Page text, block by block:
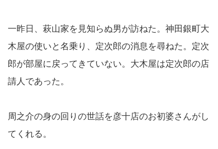
一昨日、萩山家を見知らぬ男が訪ねた。神田銀町大
木屋の使いと名乗り、定次郎の消息を尋ねた。定次
郎が部屋に戻ってきていない。大木屋は定次郎の店
請人であった。
周之介の身の回りの世話を彦十店のお初婆さんがし
てくれる。